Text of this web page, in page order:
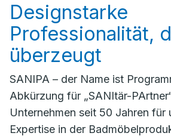
Designstarke
Professionalität,
überzeugt
SANIPA – der Name ist
Abkürzung für „SANItär-
Unternehmen seit 50 Jahren für
Expertise in der